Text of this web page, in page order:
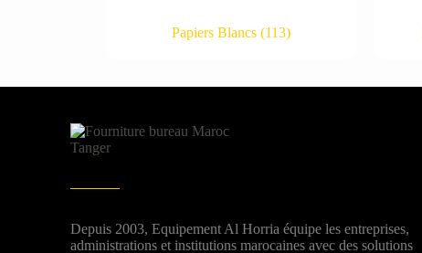
Papiers Blancs(113)
Depuis 2003, Equipement Al Horria équipe les entreprises,
administrations et institutions marocaines avec des solutions